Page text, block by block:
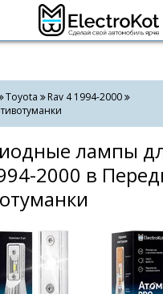
Поиск
Toyota
Rav 4 1994-2000
лампы
2000 в